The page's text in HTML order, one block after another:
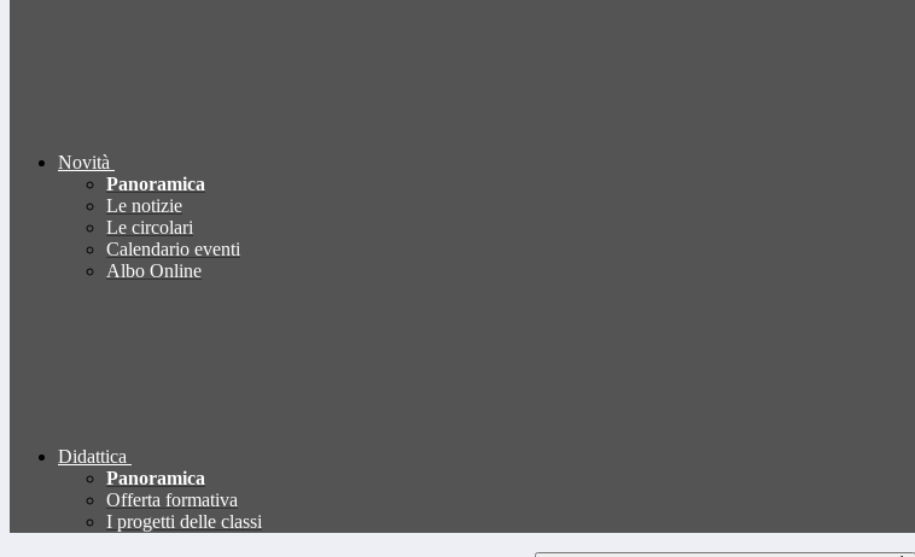
Novità
Panoramica
Le notizie
Le circolari
Calendario eventi
Albo Online
Didattica
Panoramica
Offerta formativa
I progetti delle classi